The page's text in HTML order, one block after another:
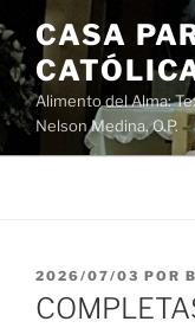
Saltar
al
contenido
CASA
Alimento del Alma:
Nelson Medina, O.P.
PUBLICADO
EL
2026/07/03 POR